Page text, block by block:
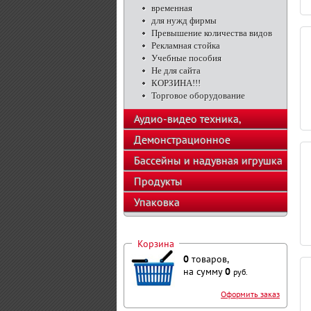
временная
для нужд фирмы
Превышение количества видов
Рекламная стойка
Учебные пособия
Не для сайта
КОРЗИНА!!!
Торговое оборудование
Аудио-видео техника,
телефоны, калькуляторы
Демонстрационное
оборудование
Бассейны и надувная игрушка
Продукты
Упаковка
Корзина
0 товаров,
на сумму0 руб.
Оформить заказ